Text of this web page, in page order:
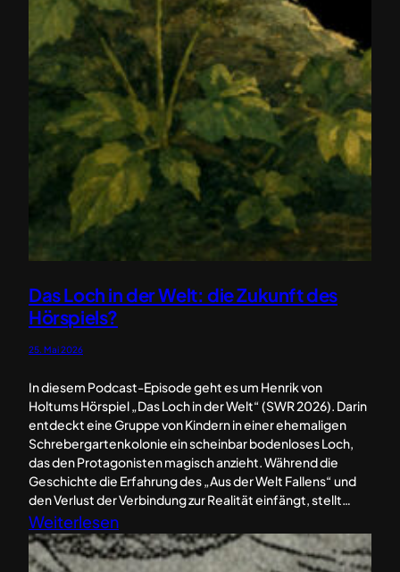
Das Loch in der Welt: die Zukunft des
Hörspiels?
25. Mai 2026
In diesem Podcast-Episode geht es um Henrik von
Holtums Hörspiel „Das Loch in der Welt“ (SWR 2026). Darin
entdeckt eine Gruppe von Kindern in einer ehemaligen
Schrebergartenkolonie ein scheinbar bodenloses Loch,
das den Protagonisten magisch anzieht. Während die
Geschichte die Erfahrung des „Aus der Welt Fallens“ und
den Verlust der Verbindung zur Realität einfängt, stellt…
Weiterlesen:
D